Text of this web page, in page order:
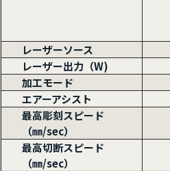
レーザーソース
レーザー出力（W)
加工モード
エアーアシスト
最高彫刻スピード
（㎜/sec）
最高切断スピード
（㎜/sec）